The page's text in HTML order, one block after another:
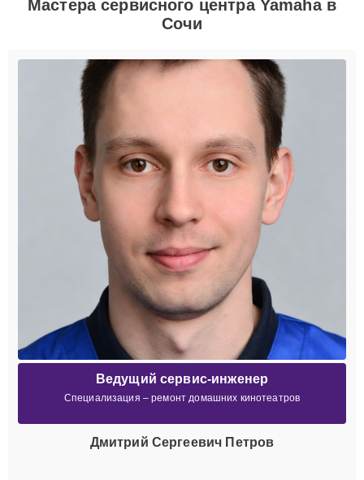
Мастера сервисного центра Yamaha в
Сочи
Ведущий сервис-инженер
Специализация – ремонт домашних кинотеатров
Дмитрий Сергеевич Петров